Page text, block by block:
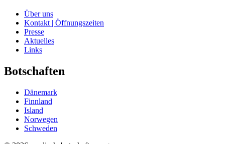
Über uns
Kontakt | Öffnungszeiten
Presse
Aktuelles
Links
Botschaften
Dänemark
Finnland
Island
Norwegen
Schweden